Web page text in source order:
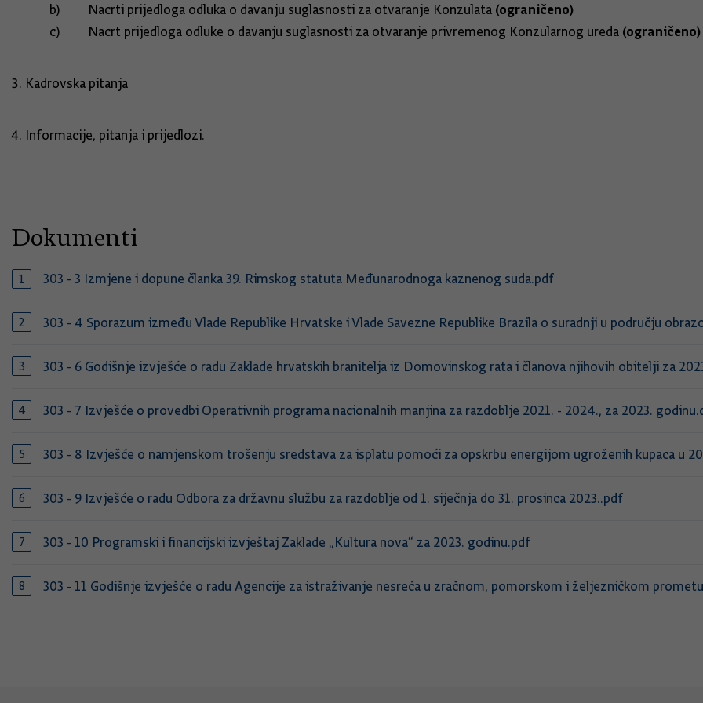
b) Nacrti prijedloga odluka o davanju suglasnosti za otvaranje Konzulata (ograničeno)
c) Nacrt prijedloga odluke o davanju suglasnosti za otvaranje privremenog Konzularnog ureda
Kadrovska pitanja
Informacije, pitanja i prijedlozi.
Dokumenti
303 - 3 Izmjene i dopune članka 39. Rimskog statuta Međunarodnoga kaznenog suda.pdf
303 - 4 Sporazum između Vlade Republike Hrvatske i Vlade Savezne Republike Brazila o suradnji u području
303 - 6 Godišnje izvješće o radu Zaklade hrvatskih branitelja iz Domovinskog rata i članova njihovih obitelji za
303 - 7 Izvješće o provedbi Operativnih programa nacionalnih manjina za razdoblje 2021. - 2024., za 2023.
303 - 8 Izvješće o namjenskom trošenju sredstava za isplatu pomoći za opskrbu energijom ugroženih kupaca u
303 - 9 Izvješće o radu Odbora za državnu službu za razdoblje od 1. siječnja do 31. prosinca 2023..pdf
303 - 10 Programski i financijski izvještaj Zaklade „Kultura nova“ za 2023. godinu.pdf
303 - 11 Godišnje izvješće o radu Agencije za istraživanje nesreća u zračnom, pomorskom i željezničkom